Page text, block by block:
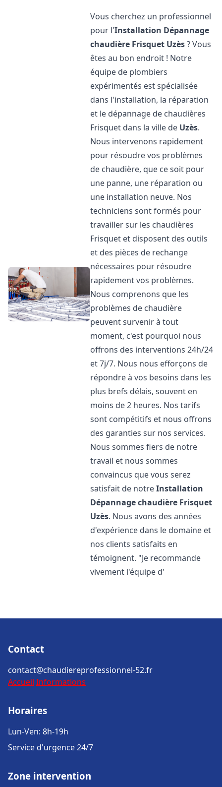
Vous cherchez un professionnel
pour l'Installation Dépannage
chaudière Frisquet Uzès? Vous
êtes au bon endroit ! Notre
équipe de plombiers
expérimentés est spécialisée
dans l'installation, la réparation
et le dépannage de chaudières
Frisquet dans la ville de Uzès.
Nous intervenons rapidement
pour résoudre vos problèmes
de chaudière, que ce soit pour
une panne, une réparation ou
une installation neuve. Nos
techniciens sont formés pour
travailler sur les chaudières
Frisquet et disposent des outils
et des pièces de rechange
nécessaires pour résoudre
rapidement vos problèmes.
Nous comprenons que les
problèmes de chaudière
peuvent survenir à tout
moment, c'est pourquoi nous
offrons des interventions 24h/24
et 7j/7. Nous nous efforçons de
répondre à vos besoins dans les
plus brefs délais, souvent en
moins de 2 heures. Nos tarifs
sont compétitifs et nous offrons
des garanties sur nos services.
Nous sommes fiers de notre
travail et nous sommes
convaincus que vous serez
satisfait de notreInstallation
Dépannage chaudière Frisquet
Uzès. Nous avons des années
d'expérience dans le domaine et
nos clients satisfaits en
témoignent. "Je recommande
vivement l'équipe d'
Contact
contact@chaudiereprofessionnel-52.fr
Accueil Informations
Horaires
Lun-Ven: 8h-19h
Service d'urgence 24/7
Zone intervention